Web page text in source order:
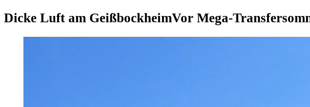
Dicke Luft am GeißbockheimVor Mega-